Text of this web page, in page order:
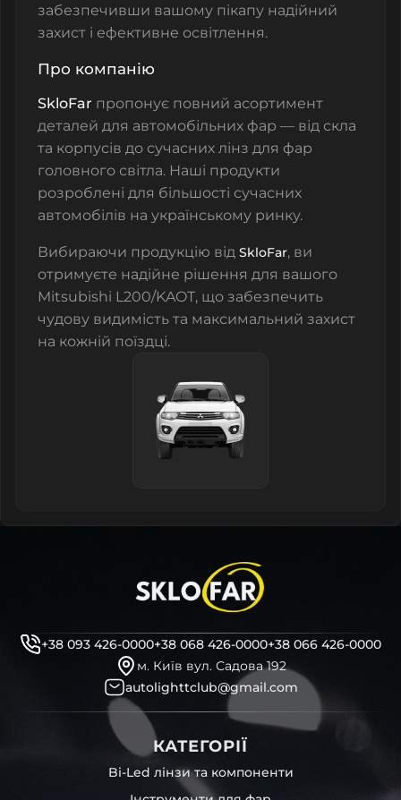
забезпечивши вашому пікапу надійний
захист і ефективне освітлення.
Про компанію
SkloFar пропонує повний асортимент
деталей для автомобільних фар — від скла
та корпусів до сучасних лінз для фар
головного світла. Наші продукти
розроблені для більшості сучасних
автомобілів на українському ринку.
Вибираючи продукцію від SkloFar, ви
отримуєте надійне рішення для вашого
Mitsubishi L200/KAOT, що забезпечить
чудову видимість та максимальний захист
на кожній поїздці.
+38 093 426-0000+38 068 426-0000+38 066 426-0000
м. Київ вул. Садова 192
autolighttclub@gmail.com
КАТЕГОРІЇ
Bi-Led лінзи та компоненти